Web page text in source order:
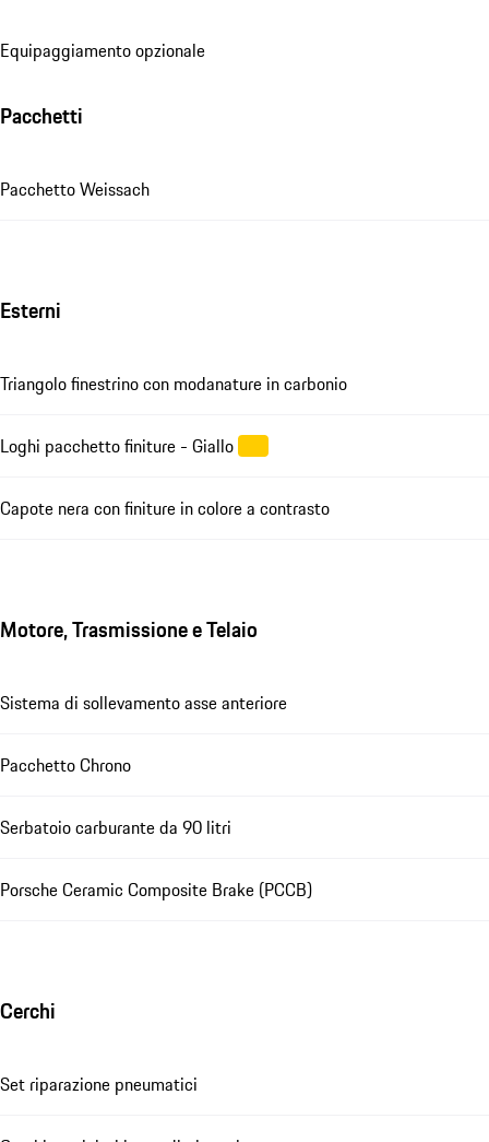
Equipaggiamento opzionale
Pacchetti
Pacchetto Weissach
Esterni
Triangolo finestrino con modanature in carbonio
Loghi pacchetto finiture - Giallo
Capote nera con finiture in colore a contrasto
Motore, Trasmissione e Telaio
Sistema di sollevamento asse anteriore
Pacchetto Chrono
Serbatoio carburante da 90 litri
Porsche Ceramic Composite Brake (PCCB)
Cerchi
Set riparazione pneumatici